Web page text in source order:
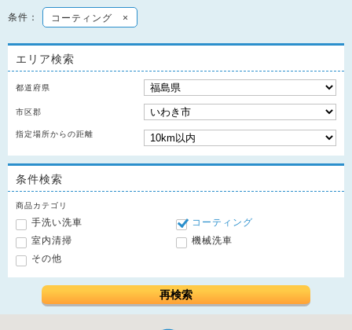
条件： コーティング ×
エリア検索
都道府県
市区郡
指定場所からの距離
条件検索
商品カテゴリ
手洗い洗車
コーティング
室内清掃
機械洗車
その他
再検索